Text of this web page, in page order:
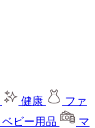
健康
ファ
ベビー用品
マ